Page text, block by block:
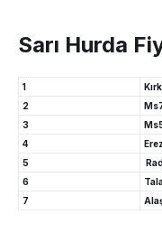
Sarı Hurda
1
2
3
4
5
6
7